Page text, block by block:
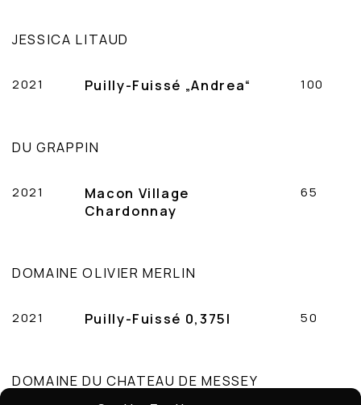
JESSICA LITAUD
2021 Puilly-Fuissé „Andrea“ 100
DU GRAPPIN
2021
Macon Village
Chardonnay
65
DOMAINE OLIVIER MERLIN
2021 Puilly-Fuissé 0,375l 50
DOMAINE DU CHATEAU DE MESSEY